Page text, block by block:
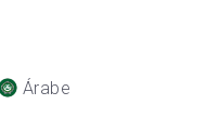
Árabe